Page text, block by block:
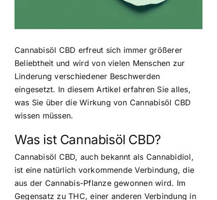
Cannabisöl CBD erfreut sich immer größerer
Beliebtheit und wird von vielen Menschen zur
Linderung verschiedener Beschwerden
eingesetzt. In diesem Artikel erfahren Sie alles,
was Sie über die Wirkung von Cannabisöl CBD
wissen müssen.
Was ist Cannabisöl CBD?
Cannabisöl CBD, auch bekannt als Cannabidiol,
ist eine natürlich vorkommende Verbindung, die
aus der Cannabis-Pflanze gewonnen wird. Im
Gegensatz zu THC, einer anderen Verbindung in